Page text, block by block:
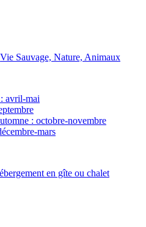
Vie Sauvage, Nature, Animaux
avril-mai
: octobre-novembre
mars
en gîte ou chalet